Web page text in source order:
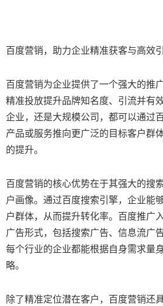
百度营销，助力企业精准获客与高效
百度营销为企业提供了一个强大的推
精准投放提升品牌知名度、引流并有
企业，还是大规模公司，都可以通过
产品或服务推向更广泛的目标客户群
的提升。
百度营销的核心优势在于其强大的搜
户画像。通过百度搜索引擎，企业能
户群体，从而提升转化率。百度推广
广告形式，包括搜索广告、信息流广
每个行业的企业都能根据自身需求量
略。
除了精准定位潜在客户，百度营销还